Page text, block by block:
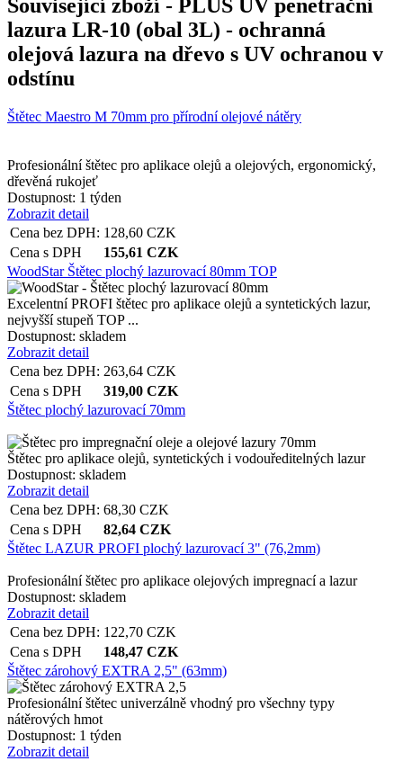
Související zboží - PLUS UV penetrační
lazura LR-10 (obal 3L) - ochranná
olejová lazura na dřevo s UV ochranou v
odstínu
Štětec Maestro M 70mm pro přírodní olejové nátěry
Profesionální štětec pro aplikace olejů a olejových, ergonomický,
dřevěná rukojeť
Dostupnost: 1 týden
Zobrazit detail
Cena bez DPH: 128,60 CZK
Cena s DPH
155,61 CZK
WoodStar Štětec plochý lazurovací 80mm TOP
Excelentní PROFI štětec pro aplikace olejů a syntetických lazur,
nejvyšší stupeň TOP ...
Dostupnost: skladem
Zobrazit detail
Cena bez DPH: 263,64 CZK
Cena s DPH
319,00 CZK
Štětec plochý lazurovací 70mm
Štětec pro aplikace olejů, syntetických i vodouředitelných lazur
Dostupnost: skladem
Zobrazit detail
Cena bez DPH: 68,30 CZK
Cena s DPH
82,64 CZK
Štětec LAZUR PROFI plochý lazurovací 3" (76,2mm)
Profesionální štětec pro aplikace olejových impregnací a lazur
Dostupnost: skladem
Zobrazit detail
Cena bez DPH: 122,70 CZK
Cena s DPH
148,47 CZK
Štětec zárohový EXTRA 2,5" (63mm)
Profesionální štětec univerzálně vhodný pro všechny typy
nátěrových hmot
Dostupnost: 1 týden
Zobrazit detail